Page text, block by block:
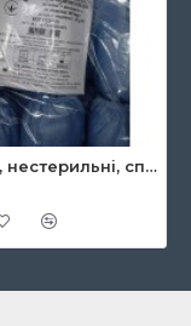
Бахіли, нестерильні, спанбонд, щільність - 30г/м2, середні, блакитні, ТМ Славна